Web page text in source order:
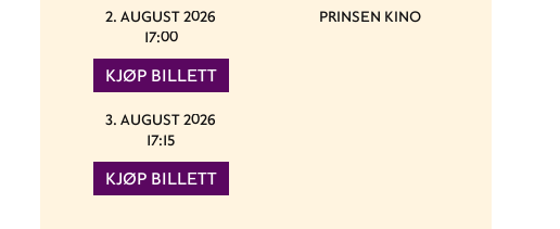
2. AUGUST 2026
17:00
KJØP BILLETT
3. AUGUST 2026
17:15
KJØP BILLETT
PRINSEN KINO